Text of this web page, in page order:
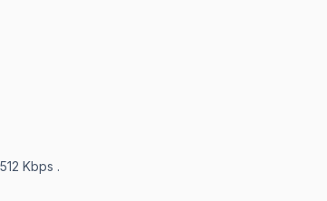
Kbps .